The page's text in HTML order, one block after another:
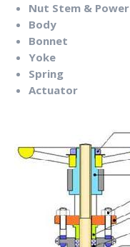
Nut Stem & Power
Body
Bonnet
Yoke
Spring
Actuator